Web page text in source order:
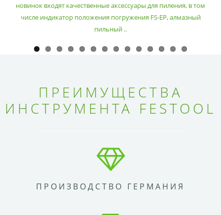
новинок входят качественные аксессуары для пиления, в том
числе индикатор положения погружения FS-EP, алмазный
пильный ..
ПРЕИМУЩЕСТВА
ИНСТРУМЕНТА FESTOOL
ПРОИЗВОДСТВО ГЕРМАНИЯ